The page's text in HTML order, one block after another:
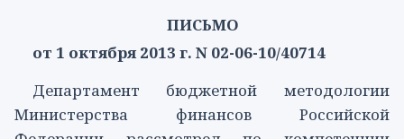
ПИСЬМО
от 1 октября 2013 г. N 02-06-10/40714
Департамент бюджетной методологии
Министерства финансов Российской